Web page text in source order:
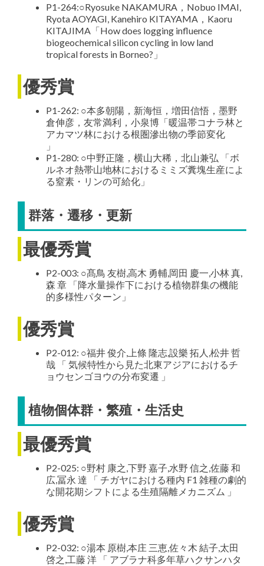
P1-264:○Ryosuke NAKAMURA，Nobuo IMAI,
Ryota AOYAGI, Kanehiro KITAYAMA，Kaoru
KITAJIMA「How does logging influence
biogeochemical silicon cycling in low land
tropical forests in Borneo?」
優秀賞
P1-262: ○本多朝陽，新海恒，増田信悟，墨野
倉伸彦，友常満利，小泉博「暖温帯コナラ林と
アカマツ林における根圏滲出物の季節変化
」
P1-280: ○中野正隆，横山大稀，北山兼弘 「ボ
ルネオ熱帯山地林におけるミミズ糞塊生産によ
る窒素・リンの可給化」
群落・遷移・更新
最優秀賞
P2-003: ○髙鳥 友樹,高木 勇輔,岡田 慶一,小林 真,
森 章 「降水量操作下における植物群集の機能
的多様性パターン」
優秀賞
P2-012: ○福井 俊介,上條 隆志,設樂 拓人,松井 哲
哉 「 気候特性から見た北東アジアにおけるチ
ョウセンゴヨウの分布変遷 」
植物個体群・繁殖・生活史
最優秀賞
P2-025: ○野村 康之,下野 嘉子,水野 信之,佐藤 和
広,冨永 達 「 チガヤにおける種内 F1 雑種の劇的
な開花期シフトによる生殖隔離メカニズム 」
優秀賞
P2-032: ○湯本 原樹,本庄 三恵,佐々木 結子,太田
啓之,工藤 洋 「 アブラナ科多年草ハクサンハタ